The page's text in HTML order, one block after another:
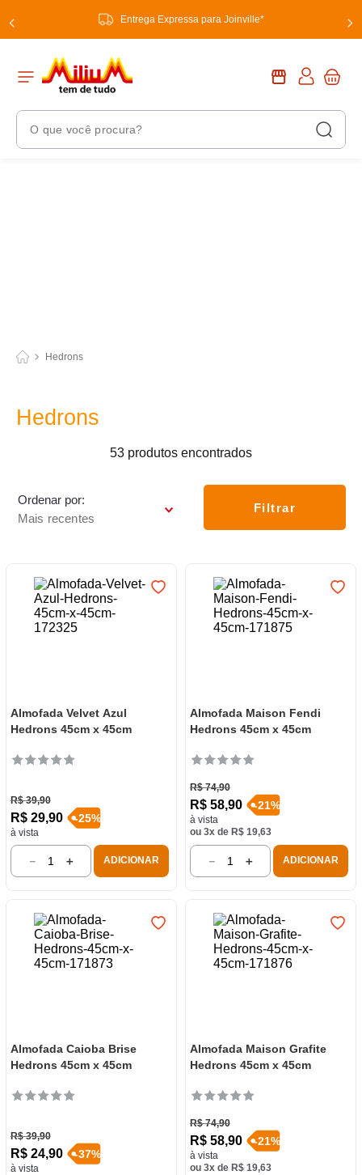
Entrega Expressa para Joinville*
O que você procura?
Hedrons
Hedrons
53 produtos
Ordenar por
Mais recentes
Filtrar
Almofada Velvet Azul
Hedrons 45cm x 45cm
R$ 39,90
R$ 29,90
à vista
-25%
＋
－ ADICIONAR
Almofada Maison Fendi
Hedrons 45cm x 45cm
R$ 74,90
R$ 58,90
à vista
-21%
ou 3x de R$ 19,63
＋
－ ADICIONAR
Almofada Caioba Brise
Hedrons 45cm x 45cm
R$ 39,90
R$ 24,90
à vista
-37%
Almofada Maison Grafite
Hedrons 45cm x 45cm
R$ 74,90
R$ 58,90
à vista
-21%
ou 3x de R$ 19,63